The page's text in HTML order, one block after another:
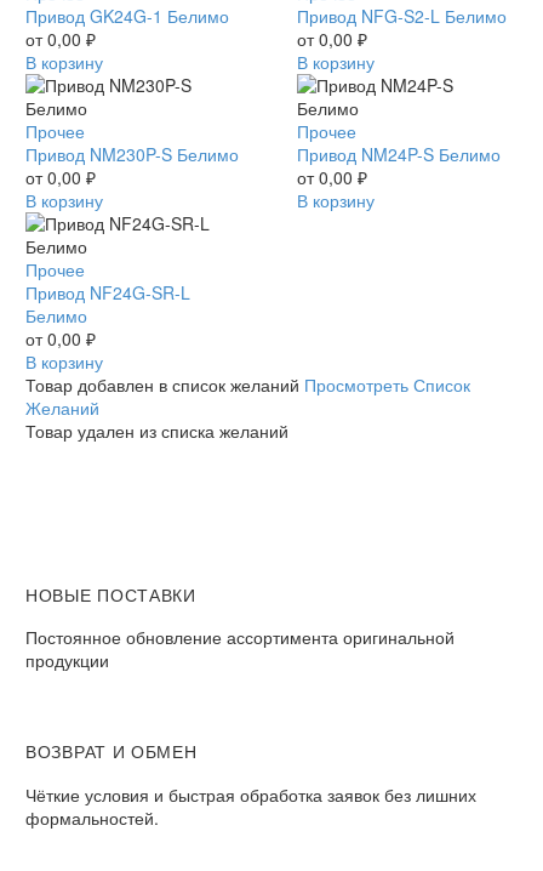
GK24G-
1
Белимо
Привод GK24G-1 Белимо
от0,00 ₽
В корзину
NFG-
S2-
L
Белимо
Привод NFG-S2-L Белимо
от0,00 ₽
В корзину
Привод
NM230P-
S
Белимо
Прочее
Привод NM230P-S Белимо
от0,00 ₽
В корзину
Привод
NM24P-
S
Белимо
Прочее
Привод NM24P-S Белимо
от0,00 ₽
В корзину
Привод
NF24G-
SR-
L
Белимо
Прочее
Привод NF24G-SR-L
Белимо
от0,00 ₽
В корзину
Товар добавлен в список желаний Просмотреть Список
Желаний
Товар удален из списка желаний
НОВЫЕ ПОСТАВКИ
Постоянное обновление ассортимента оригинальной
продукции
ВОЗВРАТ И ОБМЕН​
Чёткие условия и быстрая обработка заявок без лишних
формальностей.​